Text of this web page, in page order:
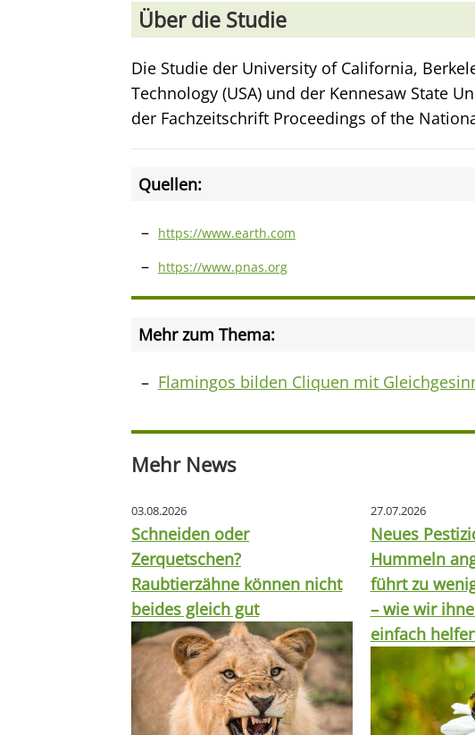
Über die Studie
Die Studie der University of California,
Technology (USA) und der Kennesaw State
der Fachzeitschrift Proceedings of the
Quellen:
https://www.earth.com
https://www.pnas.org
Mehr zum Thema:
Flamingos bilden Cliquen mit
Mehr News
03.08.2026
Schneiden oder
Zerquetschen?
Raubtierzähne können nicht
beides gleich gut
27.07.2026
Neues
Hummeln
führt zu
– wie wir
einfach